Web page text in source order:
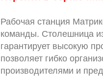
Рабочая станция
команды. Столешница
гарантирует высокую
позволяет гибко
производителями и